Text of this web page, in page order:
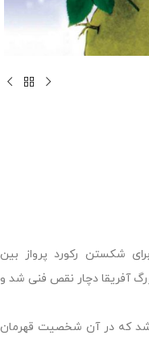
برای شکستن رکورد پرواز بین
آفریقا دچار نقص فنی شد و
شد که در آن شخصیت قهرمان